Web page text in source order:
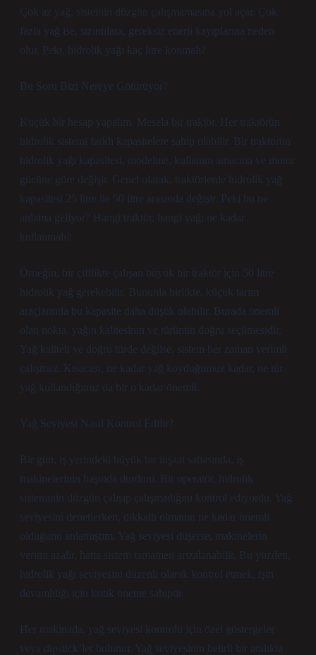
Çok az yağ, sistemin düzgün çalışmamasına yol açar. Çok
fazla yağ ise, sızıntılara, gereksiz enerji kayıplarına neden
olur. Peki, hidrolik yağı kaç litre konmalı?
Bu Soru Bizi Nereye Götürüyor?
Küçük bir hesap yapalım. Mesela bir traktör. Her traktörün
hidrolik sistemi farklı kapasitelere sahip olabilir. Bir traktörün
hidrolik yağı kapasitesi, modeline, kullanım amacına ve motor
gücüne göre değişir. Genel olarak, traktörlerde hidrolik yağ
kapasitesi 25 litre ile 50 litre arasında değişir. Peki bu ne
anlama geliyor? Hangi traktör, hangi yağı ne kadar
kullanmalı?
Örneğin, bir çiftlikte çalışan büyük bir traktör için 50 litre
hidrolik yağ gerekebilir. Bununla birlikte, küçük tarım
araçlarında bu kapasite daha düşük olabilir. Burada önemli
olan nokta, yağın kalitesinin ve türünün doğru seçilmesidir.
Yağ kaliteli ve doğru türde değilse, sistem her zaman verimli
çalışmaz. Kısacası, ne kadar yağ koyduğumuz kadar, ne tür
yağ kullandığımız da bir o kadar önemli.
Yağ Seviyesi Nasıl Kontrol Edilir?
Bir gün, iş yerindeki büyük bir inşaat sahasında, iş
makinelerinin başında durdum. Bir operatör, hidrolik
sisteminin düzgün çalışıp çalışmadığını kontrol ediyordu. Yağ
seviyesini denetlerken, dikkatli olmanın ne kadar önemli
olduğunu anlamıştım. Yağ seviyesi düşerse, makinelerin
verimi azalır, hatta sistem tamamen arızalanabilir. Bu yüzden,
hidrolik yağı seviyesini düzenli olarak kontrol etmek, işin
devamlılığı için kritik öneme sahiptir.
Her makinada, yağ seviyesi kontrolü için özel göstergeler
veya dipstick’ler bulunur. Yağ seviyesinin belirli bir aralıkta